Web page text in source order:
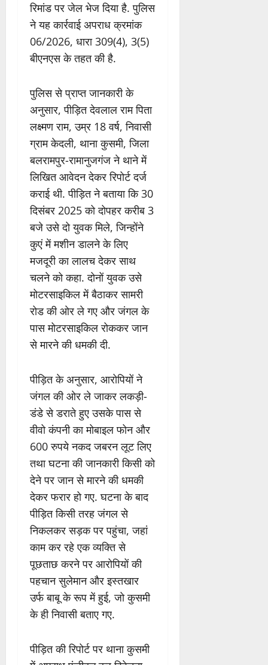
रिमांड पर जेल भेज दिया है. पुलिस
ने यह कार्रवाई अपराध क्रमांक
06/2026, धारा 309(4), 3(5)
बीएनएस के तहत की है.
पुलिस से प्राप्त जानकारी के
अनुसार, पीड़ित देवलाल राम पिता
लक्ष्मण राम, उम्र 18 वर्ष, निवासी
ग्राम केदली, थाना कुसमी, जिला
बलरामपुर-रामानुजगंज ने थाने में
लिखित आवेदन देकर रिपोर्ट दर्ज
कराई थी. पीड़ित ने बताया कि 30
दिसंबर 2025 को दोपहर करीब 3
बजे उसे दो युवक मिले, जिन्होंने
कुएं में मशीन डालने के लिए
मजदूरी का लालच देकर साथ
चलने को कहा. दोनों युवक उसे
मोटरसाइकिल में बैठाकर सामरी
रोड की ओर ले गए और जंगल के
पास मोटरसाइकिल रोककर जान
से मारने की धमकी दी.
पीड़ित के अनुसार, आरोपियों ने
जंगल की ओर ले जाकर लकड़ी-
डंडे से डराते हुए उसके पास से
वीवो कंपनी का मोबाइल फोन और
600 रुपये नकद जबरन लूट लिए
तथा घटना की जानकारी किसी को
देने पर जान से मारने की धमकी
देकर फरार हो गए. घटना के बाद
पीड़ित किसी तरह जंगल से
निकलकर सड़क पर पहुंचा, जहां
काम कर रहे एक व्यक्ति से
पूछताछ करने पर आरोपियों की
पहचान सुलेमान और इस्तखार
उर्फ बाबू के रूप में हुई, जो कुसमी
के ही निवासी बताए गए.
पीड़ित की रिपोर्ट पर थाना कुसमी